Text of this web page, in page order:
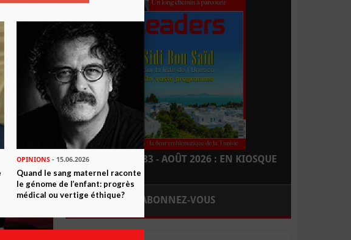
LEADERS N° 183 - AOÛT 2026 : EN KIOSQUE
ABONNEZ-VOUS
OPINIONS- 15.06.2026
Quand le sang maternel raconte
le génome de l’enfant: progrès
médical ou vertige éthique?